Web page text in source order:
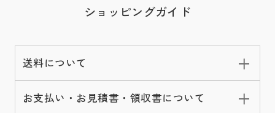
ショッピングガイド
送料について
お支払い・お見積書・領収書について